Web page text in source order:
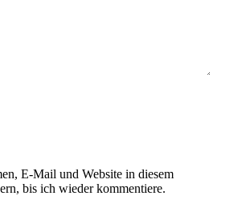
E-Mail und Website in diesem
bis ich wieder kommentiere.